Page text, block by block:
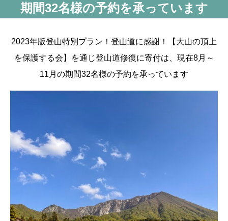
期間32名様の予約を承っています
2023年版登山特別プラン！登山道に感謝！【大山の頂上
を保護する会】を通じ登山道修復に寄付は、現在8月～
11月の期間32名様の予約を承っています